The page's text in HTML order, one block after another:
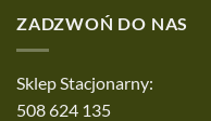
ZADZWOŃ DO NAS
Sklep Stacjonarny:
508 624 135